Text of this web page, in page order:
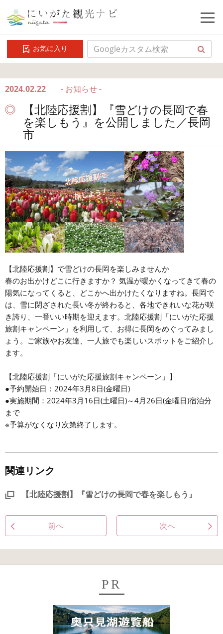
お気に入り
2024.02.22 - お知らせ -
【北陸応援割】『雪どけの長岡で春
を楽しもう』を公開しました／長岡
市
【北陸応援割】で雪どけの長岡を楽しみませんか
春のお出かけどこに行きますか？ 気温が暖かくなってきて春の
陽気になってくると、どこかへ出かけたくなりますね。長岡で
は、雪に閉ざされた長い冬が終わると、各地できれいな花が咲
き誇り、一番いい時期を迎えます。北陸応援割「にいがた応援
旅割キャンペーン」を利用して、お得に長岡をめぐってみまし
ょう。ご家族やお友達、一人旅でも楽しいスポットをご紹介し
ます。
【北陸応援割「にいがた応援旅割キャンペーン」】
●予約開始日：2024年3月8日(金曜日)
●実施期間：2024年3月16日(土曜日)～4月26日(金曜日)宿泊分
まで
※予算がなくなり次第終了します。
関連リンク
【北陸応援割】『雪どけの長岡で春を楽しもう』
前へ 次へ
PR